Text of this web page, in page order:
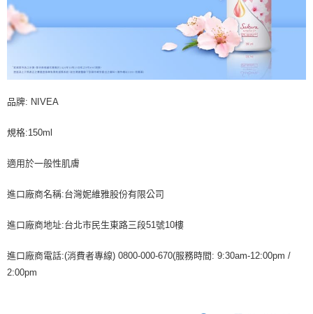
品牌: NIVEA
規格:150ml
適用於一般性肌膚
進口廠商名稱:台灣妮維雅股份有限公司
進口廠商地址:台北市民生東路三段51號10樓
進口廠商電話:(消費者專線) 0800-000-670(服務時間: 9:30am-12:00pm /
2:00pm